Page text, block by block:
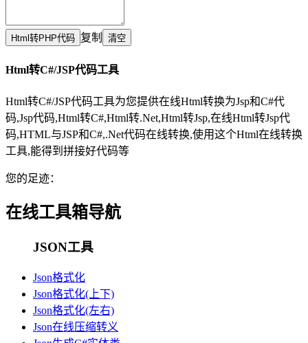
复制
Html转C#/JSP代码工具
Html转C#/JSP代码工具为您提供在线Html转换为Jsp和C#代
码,Jsp代码,Html转C#,Html转.Net,Html转Jsp,在线Html转Jsp代
码,HTML与JSP和C#,.Net代码在线转换,使用这个Html在线转换
工具,能得到拼接好代码等
您的足迹：
在线工具箱导航
JSON工具
Json格式化
Json格式化(上下)
Json格式化(左右)
Json在线压缩转义